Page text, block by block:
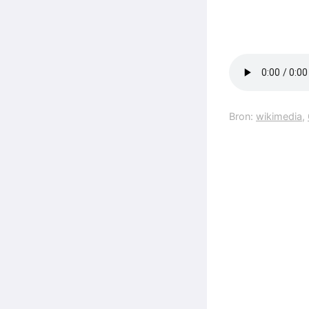
Bron: wikimedia,